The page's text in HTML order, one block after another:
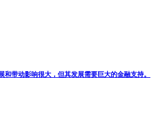
带动影响很大，但其发展需要巨大的金融支持。